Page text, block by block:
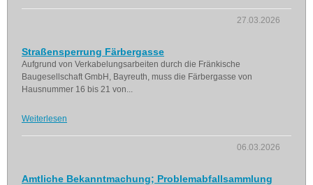
27.03.2026
Straßensperrung Färbergasse
Aufgrund von Verkabelungsarbeiten durch die Fränkische
Baugesellschaft GmbH, Bayreuth, muss die Färbergasse von
Hausnummer 16 bis 21 von...
Weiterlesen
06.03.2026
Amtliche Bekanntmachung; Problemabfallsammlung